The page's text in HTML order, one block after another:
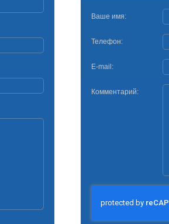
Ваше имя:
Телефон:
E-mail:
Комментарий: